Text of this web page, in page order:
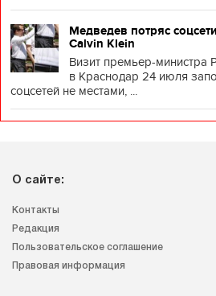
Медведев потряс
Calvin Klein
Визит премьер-
в Краснодар 24 июля
соцсетей не местами, ...
О сайте:
Контакты
Редакция
Пользовательское соглашение
Правовая информация